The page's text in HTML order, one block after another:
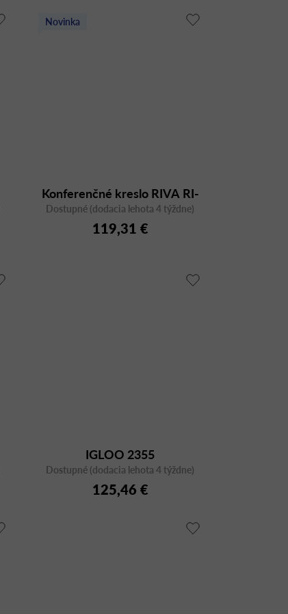
Novinka
Konferenčné kreslo RIVA RI-
01-PP-PP
Dostupné (dodacia lehota 4 týždne)
119,31 €
IGLOO 2355
Dostupné (dodacia lehota 4 týždne)
125,46 €